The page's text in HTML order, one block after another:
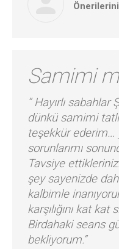
Samimi
” Hayırlı
dünkü samimi
teşekkür ederim…
sorunlarımı
Tavsiye
şey sayenizde
kalbimle
karşılığını kat
Birdahaki seans
bekliyorum.”